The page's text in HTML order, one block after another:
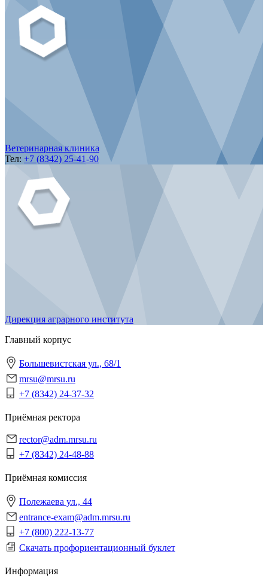
Ветеринарная клиника
Тел: +7 (8342) 25-41-90
Дирекция аграрного института
Главный корпус
Большевистская ул., 68/1
mrsu@mrsu.ru
+7 (8342) 24-37-32
Приёмная ректора
rector@adm.mrsu.ru
+7 (8342) 24-48-88
Приёмная комиссия
Полежаева ул., 44
entrance-exam@adm.mrsu.ru
+7 (800) 222-13-77
Скачать профориентационный буклет
Информация